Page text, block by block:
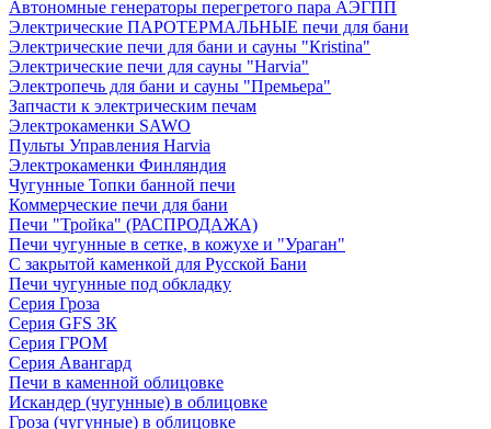
Автономные генераторы перегретого пара АЭГПП
Электрические ПАРОТЕРМАЛЬНЫЕ печи для бани
Электрические печи для бани и сауны "Кristina"
Электрические печи для сауны "Harvia"
Электропечь для бани и сауны "Премьера"
Запчасти к электрическим печам
Электрокаменки SAWO
Пульты Управления Harvia
Электрокаменки Финляндия
Чугунные Топки банной печи
Коммерческие печи для бани
Печи "Тройка" (РАСПРОДАЖА)
Печи чугунные в сетке, в кожухе и "Ураган"
С закрытой каменкой для Русской Бани
Печи чугунные под обкладку
Серия Гроза
Серия GFS ЗК
Серия ГРОМ
Серия Авангард
Печи в каменной облицовке
Искандер (чугунные) в облицовке
Гроза (чугунные) в облицовке